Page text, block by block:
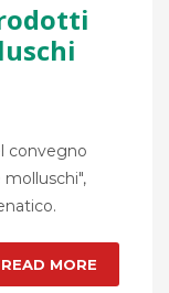
convegno
READ MORE